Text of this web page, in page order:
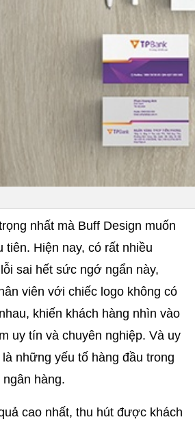
nhất mà Buff Design muốn
tiên. Hiện nay, có rất nhiều
sai hết sức ngớ ngẩn này,
viên với chiếc logo không có
khiến khách hàng nhìn vào
uy tín và chuyên nghiệp. Và uy
những yếu tố hàng đầu trong
hàng.
cao nhất, thu hút được khách